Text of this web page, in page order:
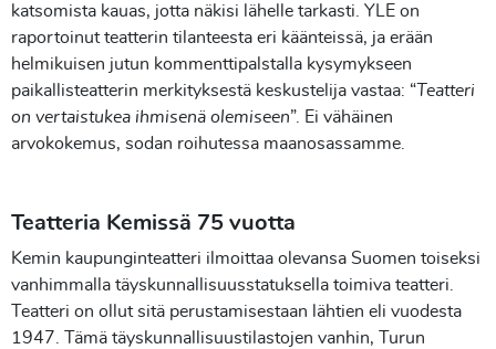
katsomista kauas, jotta näkisi lähelle tarkasti. YLE on
raportoinut teatterin tilanteesta eri käänteissä, ja erään
helmikuisen jutun kommenttipalstalla kysymykseen
paikallisteatterin merkityksestä keskustelija vastaa: “ Teatteri
on vertaistukea ihmisenä olemiseen”. Ei vähäinen
arvokokemus, sodan roihutessa maanosassamme.
Teatteria Kemissä 75 vuotta
Kemin kaupunginteatteri ilmoittaa olevansa Suomen toiseksi
vanhimmalla täyskunnallisuusstatuksella toimiva teatteri.
Teatteri on ollut sitä perustamisestaan lähtien eli vuodesta
1947. Tämä täyskunnallisuustilastojen vanhin, Turun